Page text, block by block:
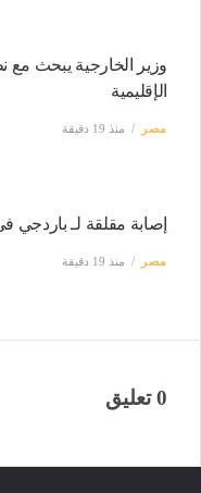
وزير الخارجية يبحث مع
الإقليمية
مصر منذ 19 دقيقة
إصابة مقلقة لـ باردجي
مصر منذ 19 دقيقة
0 تعليق